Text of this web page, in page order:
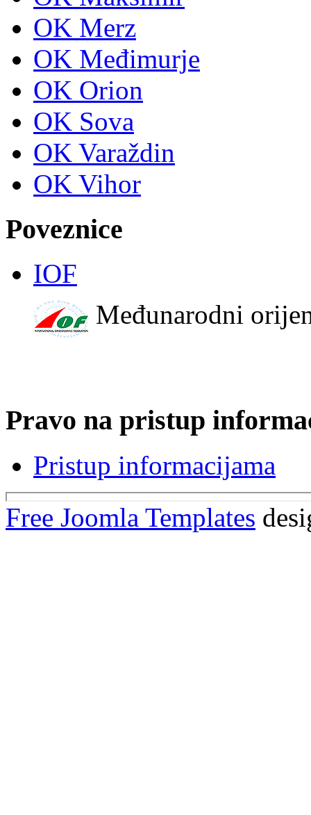
OK Merz
OK Međimurje
OK Orion
OK Sova
OK Varaždin
OK Vihor
Poveznice
IOF
Međunarodni
Pravo na pristup
Pristup informacijama
Free Joomla Templates